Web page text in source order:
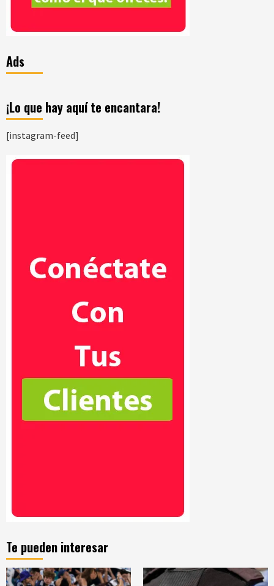
Ads
¡Lo que hay aquí te encantara!
[instagram-feed]
Te pueden interesar